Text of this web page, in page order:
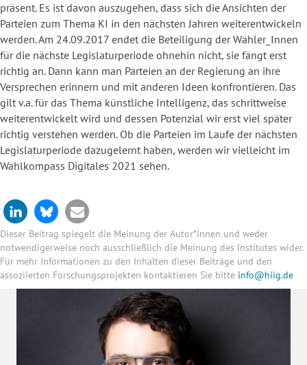
präsent. Es ist davon auszugehen, dass sich die Ansichten der
Parteien zum Thema KI in den nächsten Jahren weiterentwickeln
werden. Am 24.09.2017 endet die Beteiligung der Wähler_Innen
für die nächste Legislaturperiode ohnehin nicht, sie fängt erst
richtig an. Dann kann man Parteien an der Regierung an ihre
Versprechen erinnern und mit anderen Ideen konfrontieren. Das
gilt v.a. für das Thema künstliche Intelligenz, das schrittweise
weiterentwickelt wird und dessen Potenzial wir erst viel später
richtig verstehen werden. Ob die Parteien im Laufe der nächsten
Legislaturperiode dazugelernt haben, werden wir vielleicht im
Wahlkompass Digitales 2021 sehen.
Dieser Beitrag spiegelt die Meinung der Autor*innen und weder
notwendigerweise noch ausschließlich die Meinung des Institutes wider.
Für mehr Informationen zu den Inhalten dieser Beiträge und den
assoziierten Forschungsprojekten kontaktieren Sie bitte info@hiig.de